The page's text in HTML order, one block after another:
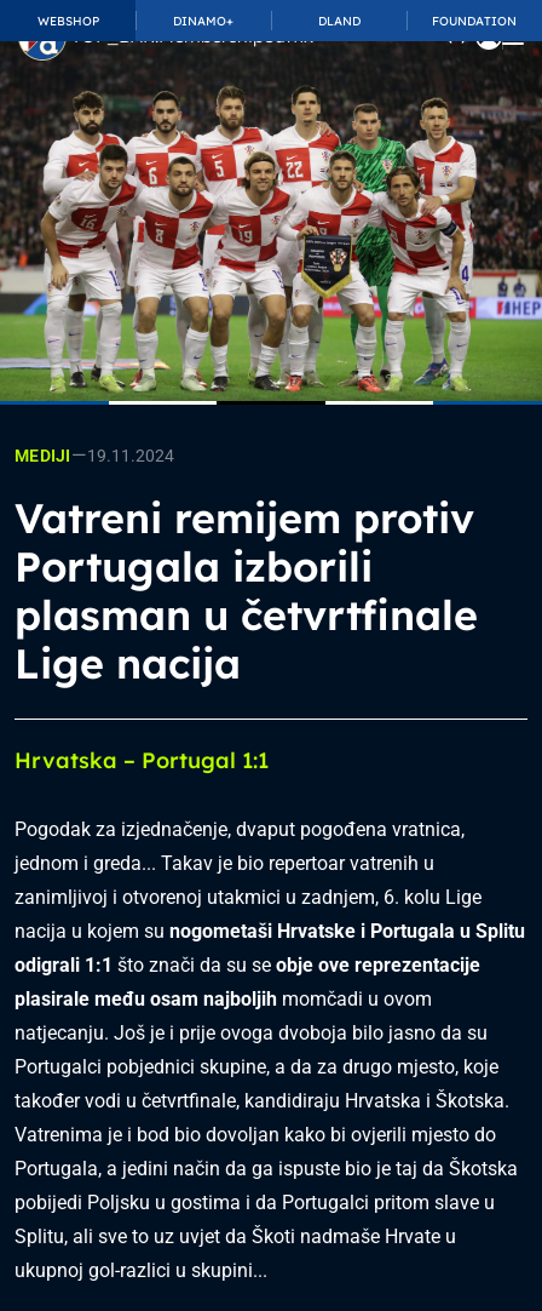
WEBSHOP DINAMO+ DLAND FOUNDATION
TOP_BAR.MembershipSuffix
MEDIJI—19.11.2024
Vatreni remijem protiv
Portugala izborili
plasman u četvrtfinale
Lige nacija
Hrvatska – Portugal 1:1
Pogodak za izjednačenje, dvaput pogođena vratnica,
jednom i greda... Takav je bio repertoar vatrenih u
zanimljivoj i otvorenoj utakmici u zadnjem, 6. kolu Lige
nacija u kojem su nogometaši Hrvatske i Portugala u Splitu
odigrali 1:1 što znači da su se obje ove reprezentacije
plasirale među osam najboljih momčadi u ovom
natjecanju. Još je i prije ovoga dvoboja bilo jasno da su
Portugalci pobjednici skupine, a da za drugo mjesto, koje
također vodi u četvrtfinale, kandidiraju Hrvatska i Škotska.
Vatrenima je i bod bio dovoljan kako bi ovjerili mjesto do
Portugala, a jedini način da ga ispuste bio je taj da Škotska
pobijedi Poljsku u gostima i da Portugalci pritom slave u
Splitu, ali sve to uz uvjet da Škoti nadmaše Hrvate u
ukupnoj gol-razlici u skupini...